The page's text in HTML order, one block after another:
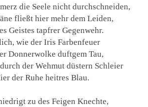
die Seele nicht durchschneiden,
fließt hier mehr dem Leiden,
Geistes tapfrer Gegenwehr.
wie der Iris Farbenfeuer
Donnerwolke duftgem Tau,
der Wehmut düstern Schleier
der Ruhe heitres Blau.
zu des Feigen Knechte,